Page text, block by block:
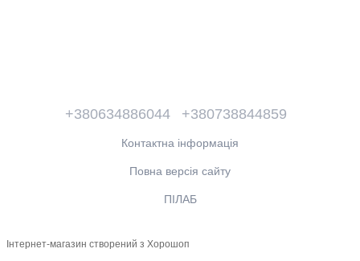
+380634886044 +380738844859
Контактна інформація
Повна версія сайту
ПІЛАБ
Інтернет-магазин створений з Хорошоп